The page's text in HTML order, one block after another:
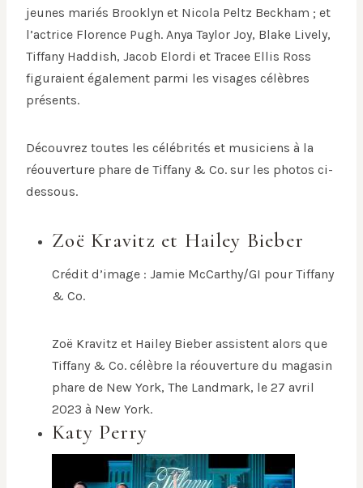
jeunes mariés Brooklyn et Nicola Peltz Beckham ; et
l’actrice Florence Pugh. Anya Taylor Joy, Blake Lively,
Tiffany Haddish, Jacob Elordi et Tracee Ellis Ross
figuraient également parmi les visages célèbres
présents.
Découvrez toutes les célébrités et musiciens à la
réouverture phare de Tiffany & Co. sur les photos ci-
dessous.
Zoë Kravitz et Hailey Bieber
Crédit d’image : Jamie McCarthy/GI pour Tiffany
& Co.
Zoë Kravitz et Hailey Bieber assistent alors que
Tiffany & Co. célèbre la réouverture du magasin
phare de New York, The Landmark, le 27 avril
2023 à New York.
Katy Perry